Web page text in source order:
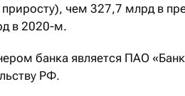
чем 327,7 млрд в
в 2020-м.
банка является ПАО
РФ.